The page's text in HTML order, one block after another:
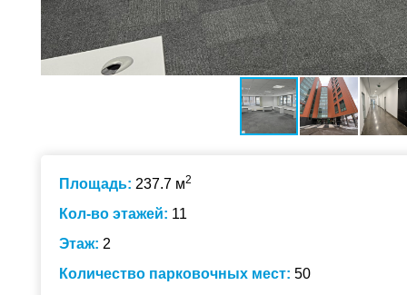
Площадь: 237.7 м2
Кол-во этажей: 11
Этаж: 2
Количество парковочных мест: 50